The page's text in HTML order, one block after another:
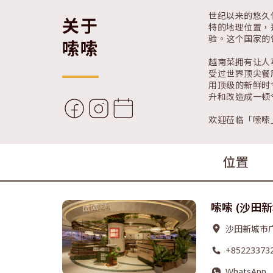
关于
嗦嗦
世纪以来的悠
特的地理位置
验。这个国家
越南菜拥有让
受过世界顶尖
用顶级的新鲜
升和改造成一
欢迎莅临「嗦
位置
嗦嗦 (沙田
沙田新城市